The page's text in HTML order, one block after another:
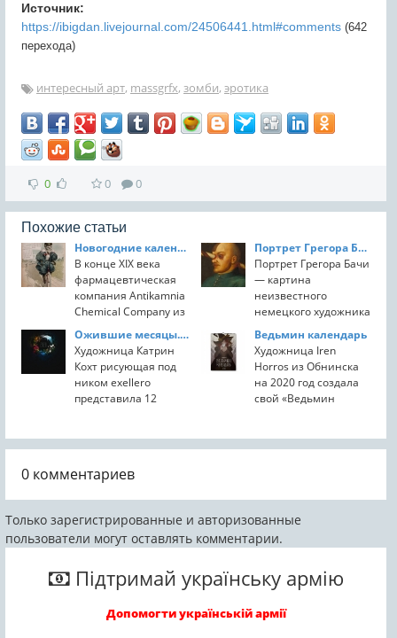
Источник:
https://ibigdan.livejournal.com/24506441.html#comments (642
перехода)
интересный арт, massgrfx, зомби, эротика
0 0 0
Похожие статьи
Новогодние календари со скелетами от Antikamnia
В конце XIX века
фармацевтическая
компания Antikamnia
Chemical Company из
Сент-Луиса (штат
Миссури, США)
выпустила серию
календарей Skeleton
Sketches, которые
были разосланы...
Портрет Грегора Бачи
Портрет Грегора Бачи
— картина
неизвестного
немецкого художника
XVI века,
выставленная в
замке Амбрас в
Инсбруке.
Ожившие месяцы. Календарь на 2020 год
Художница Катрин
Кохт рисующая под
ником exellero
представила 12
примечательно,
иллюстрации не по
месяцам, а...
Ведьмин календарь
Художница Iren
Horros из Обнинска
на 2020 год создала
свой «Ведьмин
в классическом стиле
0 комментариев
Только зарегистрированные и авторизованные
пользователи могут оставлять комментарии.
Підтримай українську армію
Допомогти українській армії